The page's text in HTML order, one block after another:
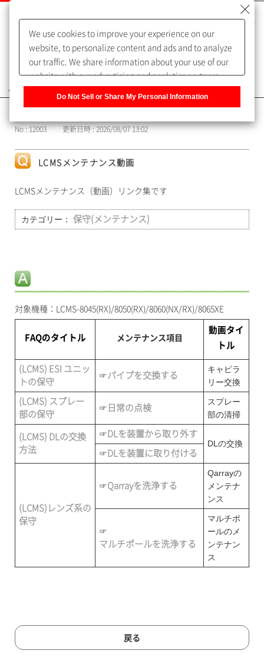
よくあるご質問（FAQ）
No : 12003 更新日時 : 2026/08/07 13:02
LCMSメンテナンス動画
LCMSメンテナンス（動画）リンク集です
カテゴリー： 保守(メンテナンス)
対象機種：LCMS-8045(RX)/8050(RX)/8060(NX/RX)/8065XE
FAQのタイトル メンテナンス項目
動画タイ
トル
(LCMS) ESI ユニッ
トの保守
☞ パイプを交換する
キャピラ
リー交換
(LCMS) スプレー
部の保守
☞ 日常の点検
スプレー
部の清掃
(LCMS) DLの交換
方法
☞ DLを装置から取り外す
DLの交換
☞ DLを装置に取り付ける
(LCMS)レンズ系の
保守
☞Qarrayを洗浄する
Qarrayの
メンテナ
ンス
☞
マルチポールを洗浄する
マルチポ
ールのメ
ンテナン
ス
戻る
We use cookies to improve your experience on our
website, to personalize content and ads and to analyze
our traffic. We share information about your use of our
website with our advertising and analytics partners,
of our sharing information about you with our partners.
Information] to customize your cookie settings on our
Do Not Sell or Share My Personal Information